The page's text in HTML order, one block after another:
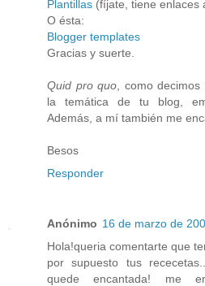
Plantillas (fíjate, tiene enlaces
O ésta:
Blogger templates
Gracias y suerte.
Quid pro quo , como
la temática de tu blog,
Además, a mí también me
Besos
Responder
Anónimo 16 de marzo de
Hola!queria comentarte que
por supuesto tus
quede encantada! me